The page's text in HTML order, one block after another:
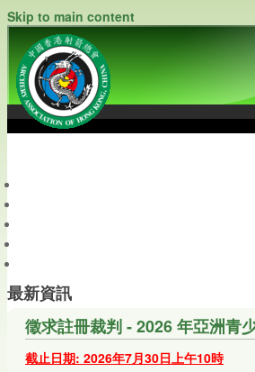
Skip to main content
最新資訊
徵求註冊裁判 - 2026 年亞洲青
截止日期: 2026年7月30日上午10時